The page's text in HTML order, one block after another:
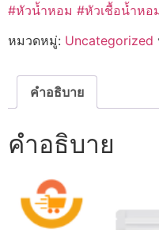
#หัวน้ำหอม #หัวเชื้อน้ำห
หมวดหมู่: Uncategorized
คำอธิบาย
คำอธิบาย